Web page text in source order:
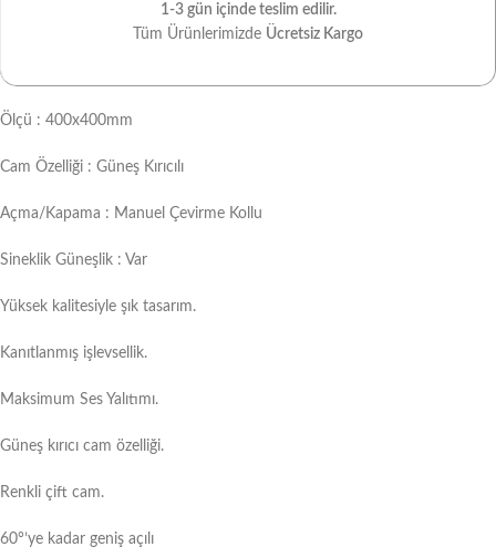
1-3 gün içinde teslim edilir.
Tüm Ürünlerimizde Ücretsiz Kargo
Ölçü : 400x400mm
Cam Özelliği : Güneş Kırıcılı
Açma/Kapama : Manuel Çevirme Kollu
Sineklik Güneşlik : Var
Yüksek kalitesiyle şık tasarım.
Kanıtlanmış işlevsellik.
Maksimum Ses Yalıtımı.
Güneş kırıcı cam özelliği.
Renkli çift cam.
60°’ye kadar geniş açılı